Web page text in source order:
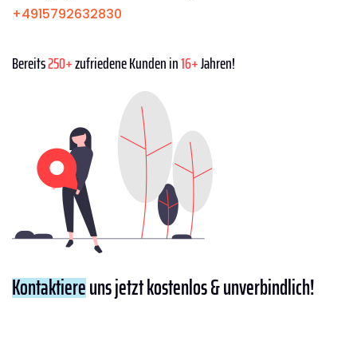
+4915792632830
Bereits250+zufriedene Kunden in16+Jahren!
Kontaktiereuns jetzt kostenlos & unverbindlich!